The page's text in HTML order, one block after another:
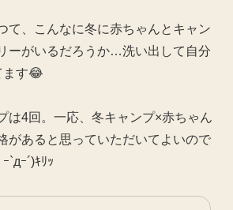
て、こんなに冬に赤ちゃんとキャン
ーがいるだろうか…洗い出して自分
ます😂
は4回。一応、冬キャンプ×赤ちゃん
があると思っていただいてよいので
`дｰ´)ｷﾘｯ